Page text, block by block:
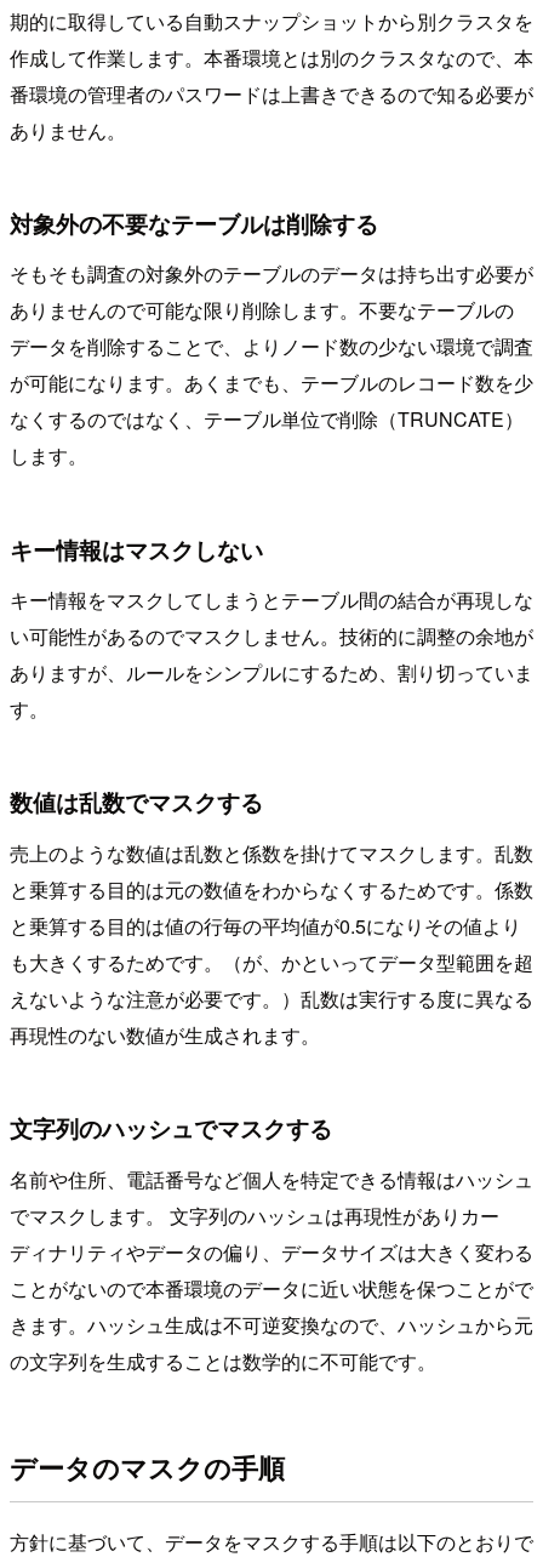
期的に取得している自動スナップショットから別クラスタを
作成して作業します。本番環境とは別のクラスタなので、本
番環境の管理者のパスワードは上書きできるので知る必要が
ありません。
対象外の不要なテーブルは削除する
そもそも調査の対象外のテーブルのデータは持ち出す必要が
ありませんので可能な限り削除します。不要なテーブルの
データを削除することで、よりノード数の少ない環境で調査
が可能になります。あくまでも、テーブルのレコード数を少
なくするのではなく、テーブル単位で削除（TRUNCATE）
します。
キー情報はマスクしない
キー情報をマスクしてしまうとテーブル間の結合が再現しな
い可能性があるのでマスクしません。技術的に調整の余地が
ありますが、ルールをシンプルにするため、割り切っていま
す。
数値は乱数でマスクする
売上のような数値は乱数と係数を掛けてマスクします。乱数
と乗算する目的は元の数値をわからなくするためです。係数
と乗算する目的は値の行毎の平均値が0.5になりその値より
も大きくするためです。（が、かといってデータ型範囲を超
えないような注意が必要です。）乱数は実行する度に異なる
再現性のない数値が生成されます。
文字列のハッシュでマスクする
名前や住所、電話番号など個人を特定できる情報はハッシュ
でマスクします。 文字列のハッシュは再現性がありカー
ディナリティやデータの偏り、データサイズは大きく変わる
ことがないので本番環境のデータに近い状態を保つことがで
きます。ハッシュ生成は不可逆変換なので、ハッシュから元
の文字列を生成することは数学的に不可能です。
データのマスクの手順
方針に基づいて、データをマスクする手順は以下のとおりで